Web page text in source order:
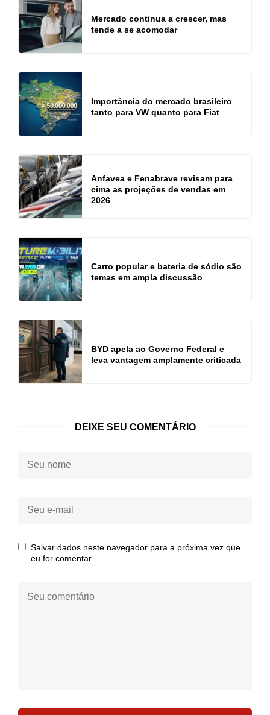
Mercado continua a crescer, mas
tende a se acomodar
Importância do mercado brasileiro
tanto para VW quanto para Fiat
Anfavea e Fenabrave revisam para
cima as projeções de vendas em
2026
Carro popular e bateria de sódio são
temas em ampla discussão
BYD apela ao Governo Federal e
leva vantagem amplamente criticada
DEIXE SEU COMENTÁRIO
Seu
nome:
Seu
Salvar dados neste navegador para a próxima vez que
eu for comentar.
comentário: